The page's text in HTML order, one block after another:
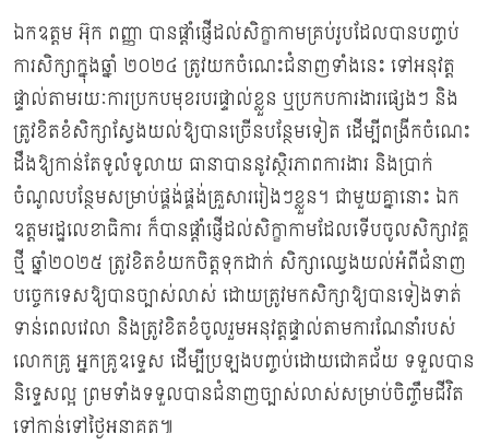
ឯកឧត្ដម អ៊ុក ពញ្ញា បានផ្តាំផ្ញើដល់សិក្ខាកាមគ្រប់រូបដែលបានបញ្ចប់
ការសិក្សាក្នុងឆ្នាំ ២០២៤ ត្រូវយកចំណេះជំនាញទាំងនេះ ទៅអនុវត្ត
ផ្ទាល់តាមរយៈការប្រកបមុខរបរផ្ទាល់ខ្លួន ឬប្រកបការងារផ្សេងៗ និង
ត្រូវខិតខំសិក្សាស្វែងយល់ឱ្យបានច្រើនបន្ថែមទៀត ដើម្បីពង្រីកចំណេះ
ដឹងឱ្យកាន់តែទូលំទូលាយ ធានាបាននូវស្ថិរភាពការងារ និងប្រាក់
ចំណូលបន្ថែមសម្រាប់ផ្គង់ផ្គង់គ្រួសាររៀងៗខ្លួន។ ជាមួយគ្នានោះ ឯក
ឧត្តមរដ្ឋលេខាធិការ ក៏បានផ្ដាំផ្ញើដល់សិក្ខាកាមដែលទើបចូលសិក្សាវគ្គ
ថ្មី ឆ្នាំ២០២៥ ត្រូវខិតខំយកចិត្តទុកដាក់ សិក្សាឈ្វេងយល់អំពីជំនាញ
បច្ចេកទេសឱ្យបានច្បាស់លាស់ ដោយត្រូវមកសិក្សាឱ្យបានទៀងទាត់
ទាន់ពេលវេលា និងត្រូវខិតខំចូលរួមអនុវត្តផ្ទាល់តាមការណែនាំរបស់
លោកគ្រូ អ្នកគ្រូឧទ្ទេស ដើម្បីប្រឡងបញ្ចប់ដោយជោគជ័យ ទទួលបាន
និទ្ទេសល្អ ព្រមទាំងទទួលបានជំនាញច្បាស់លាស់សម្រាប់ចិញ្ចឹមជីវិត
ទៅកាន់ទៅថ្ងៃអនាគត៕